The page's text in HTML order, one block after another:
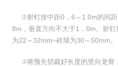
②射钉按中距0．6～1.0m的间距
8m，垂直方向不大于1．0m。射
为22～32mm~砖墙为30～50mm。
③将预先切裁好长度的竖向龙骨